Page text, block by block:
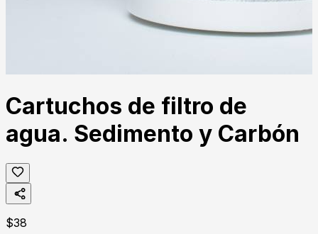
Cartuchos de filtro de
agua. Sedimento y Carbón
$38